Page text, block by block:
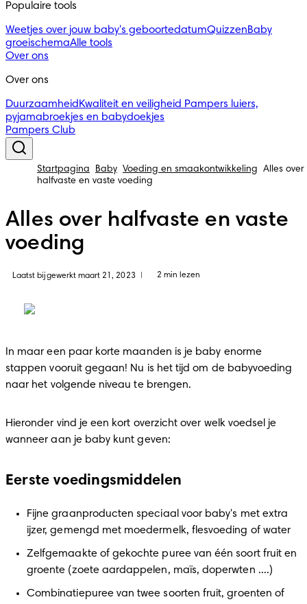
Populaire tools
Weetjes over jouw baby's geboortedatumQuizzenBaby
groeischemaAlle tools
Over ons
Over ons
Duurzaamheid Kwaliteit en veiligheid Pampers luiers,
pyjamabroekjes en babydoekjes
Pampers Club
Startpagina Baby Voeding en smaakontwikkeling
Alles over
halfvaste en vaste voeding
Alles over halfvaste en vaste
voeding
Laatst bijgewerkt maart 21, 2023 2 min lezen
In maar een paar korte maanden is je baby enorme
stappen vooruit gegaan! Nu is het tijd om de babyvoeding
naar het volgende niveau te brengen.
Hieronder vind je een kort overzicht over welk voedsel je
wanneer aan je baby kunt geven:
Eerste voedingsmiddelen
Fijne graanproducten speciaal voor baby's met extra
ijzer, gemengd met moedermelk, flesvoeding of water
Zelfgemaakte of gekochte puree van één soort fruit en
groente (zoete aardappelen, maïs, doperwten ....)
Combinatiepuree van twee soorten fruit, groenten of